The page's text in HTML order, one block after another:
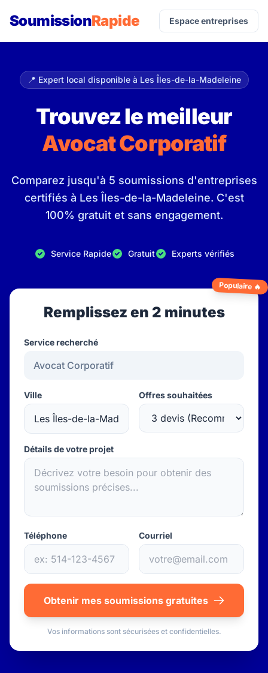
SoumissionRapide Espace entreprises
📍 Expert local disponible à Les Îles-de-la-Madeleine
Trouvez le meilleur
Avocat Corporatif
Comparez jusqu'à 5 soumissions d'entreprises
certifiés à Les Îles-de-la-Madeleine. C'est
100% gratuit et sans engagement.
Service Rapide Gratuit Experts vérifiés
Populaire 🔥
Remplissez en 2 minutes
Service recherché
Ville Offres souhaitées
Détails de votre projet
Téléphone Courriel
Obtenir mes soumissions gratuites
Vos informations sont sécurisées et confidentielles.